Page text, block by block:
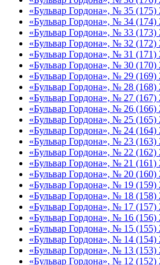
«Бульвар Гордона», № 35 (175)
«Бульвар Гордона», № 34 (174)
«Бульвар Гордона», № 33 (173)
«Бульвар Гордона», № 32 (172)
«Бульвар Гордона», № 31 (171)
«Бульвар Гордона», № 30
«Бульвар Гордона», № 29
«Бульвар Гордона», № 28
«Бульвар Гордона», № 27
«Бульвар Гордона», № 26
«Бульвар Гордона», № 25
«Бульвар Гордона», № 24
«Бульвар Гордона», № 23
«Бульвар Гордона», № 22
«Бульвар Гордона», № 21 (161)
«Бульвар Гордона», № 20 (160)
«Бульвар Гордона», № 19 (159)
«Бульвар Гордона», № 18 (158)
«Бульвар Гордона», № 17 (157)
«Бульвар Гордона», № 16 (156)
«Бульвар Гордона», № 15 (155)
«Бульвар Гордона», № 14 (154)
«Бульвар Гордона», № 13 (153)
«Бульвар Гордона», № 12 (152)